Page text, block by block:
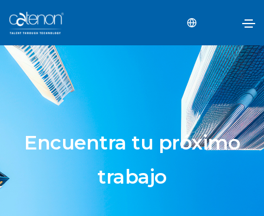
Encuentra tu próximo
trabajo